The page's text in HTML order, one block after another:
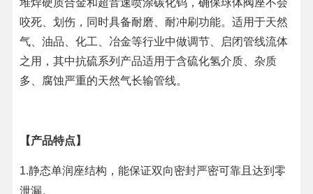
咬死、划伤，同时具备耐磨、耐冲刷功能。适用于天然
气、油品、化工、冶金等行业中做调节、启闭管线流体
之用，其中抗硫系列产品适用于含硫化氢介质、杂质
多、腐蚀严重的天然气长输管线。
【产品特点】
1.静态单润座结构，能保证双向密封严密可靠且达到零
泄漏。